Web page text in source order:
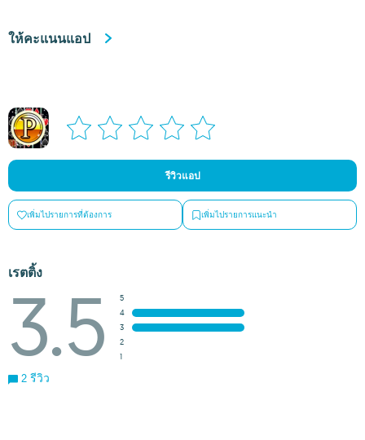
ให้คะแนนแอป
รีวิวแอป
เพิ่มไปรายการที่ต้องการ เพิ่มไปรายการแนะนำ
เรตติ้ง
3.5
5
4
3
2
1
2 รีวิว